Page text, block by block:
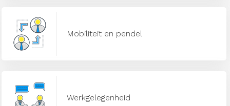
Mobiliteit en pendel
Werkgelegenheid